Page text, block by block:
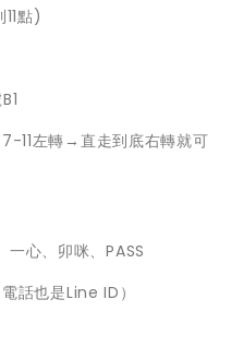
點)
11左轉→直走到底右轉就可
心、卯咪、PASS
話也是Line ID）